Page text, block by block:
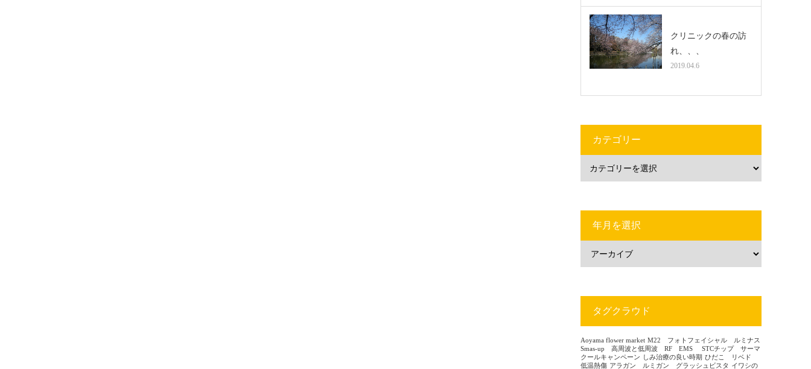
クリニックの春の訪
れ、、、
2019.04.6
カテゴリー
年月を選択
タグクラウド
Aoyama flower market M22 フォトフェイシャル ルミナス
Smas-up 高周波と低周波 RF EMS
STCチップ サーマ
クールキャンペーン
しみ治療の良い時期 ひだこ リベド
低温熱傷 アラガン ルミガン グラッシュビスタ
イワシの